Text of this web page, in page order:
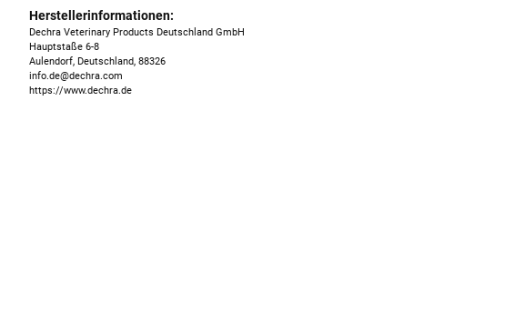
Herstellerinformationen:
Dechra Veterinary Products Deutschland GmbH
Hauptstaße 6-8
Aulendorf, Deutschland, 88326
info.de@dechra.com
https://www.dechra.de